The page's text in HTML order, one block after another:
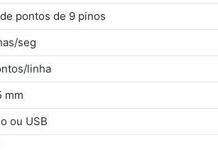
pontos de 9 pinos
seg
linha
mm
ou USB